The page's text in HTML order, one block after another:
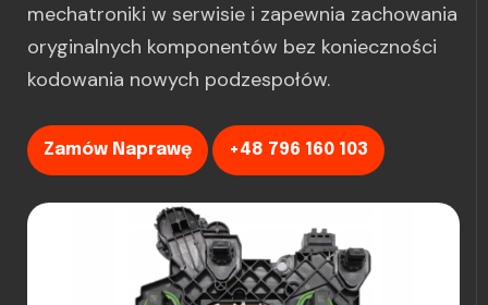
mechatroniki w serwisie i zapewnia zachowania
oryginalnych komponentów bez konieczności
kodowania nowych podzespołów.
Zamów Naprawę +48 796 160 103